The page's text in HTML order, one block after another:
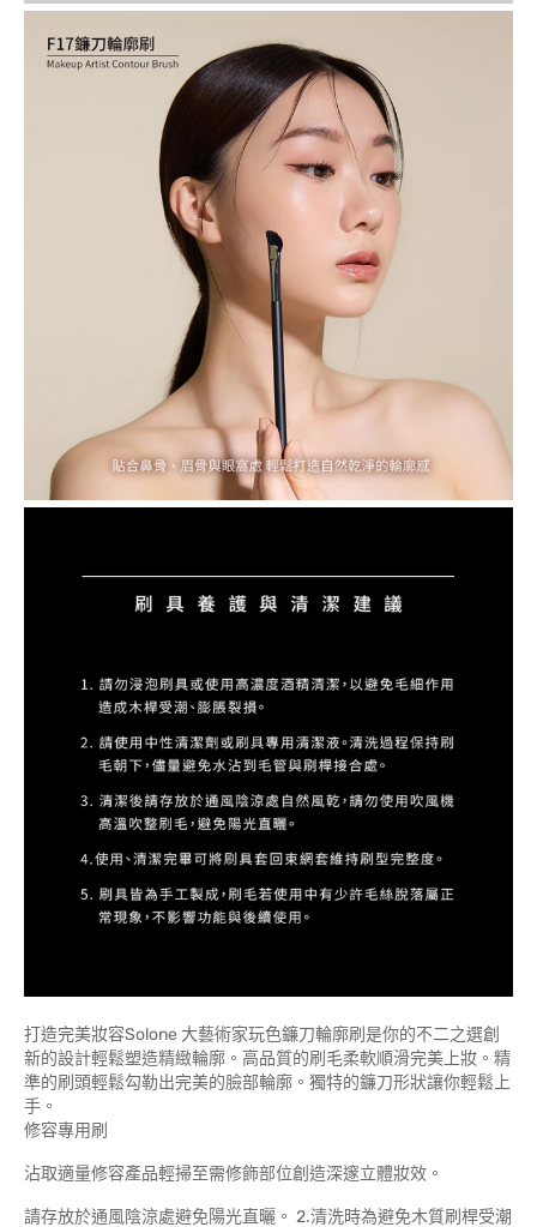
打造完美妝容Solone 大藝術家玩色鐮刀輪廓刷是你的不二之選創
新的設計輕鬆塑造精緻輪廓。高品質的刷毛柔軟順滑完美上妝。精
準的刷頭輕鬆勾勒出完美的臉部輪廓。獨特的鐮刀形狀讓你輕鬆上
手。
修容專用刷
沾取適量修容產品輕掃至需修飾部位創造深邃立體妝效。
請存放於通風陰涼處避免陽光直曬。 2.清洗時為避免木質刷桿受潮